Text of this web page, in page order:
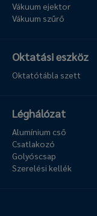
Vákuum ejektor
Vákuum szűrő
Oktatási eszköz
Oktatótábla szett
Léghálózat
Alumínium cső
Csatlakozó
Golyóscsap
Szerelési kellék